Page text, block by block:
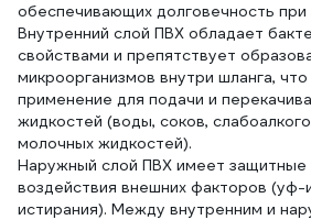
обеспечивающих долговечность при
Внутренний слой ПВХ обладает
свойствами и препятствует
микроорганизмов внутри шланга,
применение для подачи и
жидкостей (воды, соков,
молочных жидкостей).
Наружный слой ПВХ имеет защитные
воздействия внешних факторов (уф-
истирания). Между внутренним и